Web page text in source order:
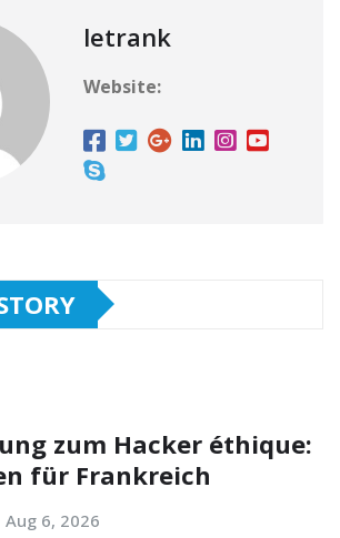
letrank
Website:
zum Hacker éthique:
für Frankreich
Aug 6, 2026